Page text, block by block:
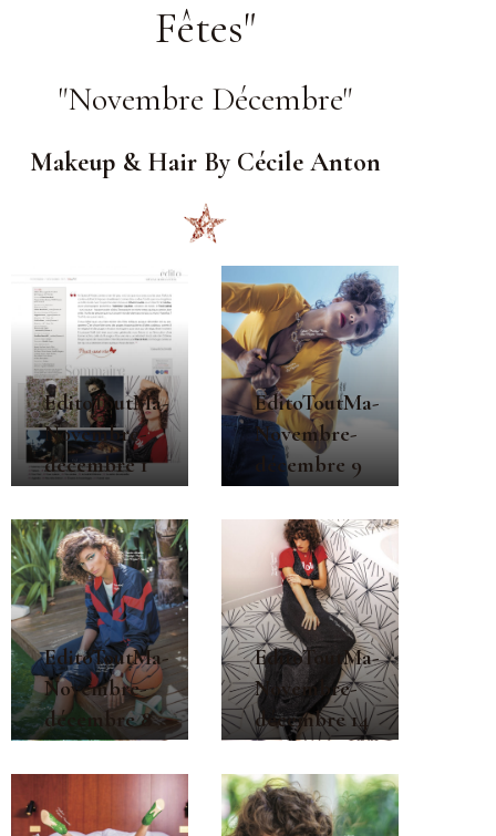
Fêtes"
"Novembre Décembre"
Makeup & Hair By Cécile Anton
EditoToutMa-
Novembre-
décembre 1
EditoToutMa-
Novembre-
décembre 9
EditoToutMa-
Novembre-
décembre 8
EditoToutMa-
Novembre-
décembre 14